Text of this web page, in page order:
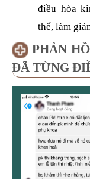
xác và hiệu
Đặc biệt,
bằng
điều hòa
PHẢN
ĐÃ TỪNG